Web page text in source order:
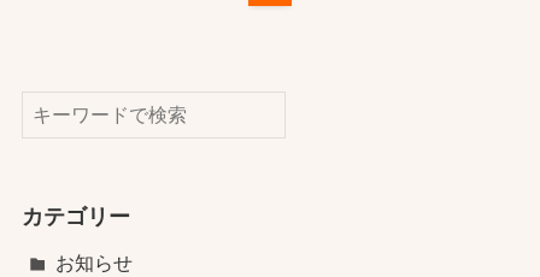
検索
カテゴリー
お知らせ